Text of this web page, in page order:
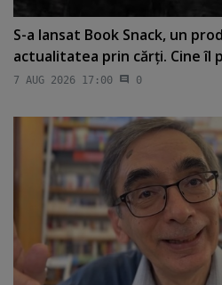
S-a lansat Book Snack, un
actualitatea prin cărţi. Cine îl
7 AUG 2026 17:00 0